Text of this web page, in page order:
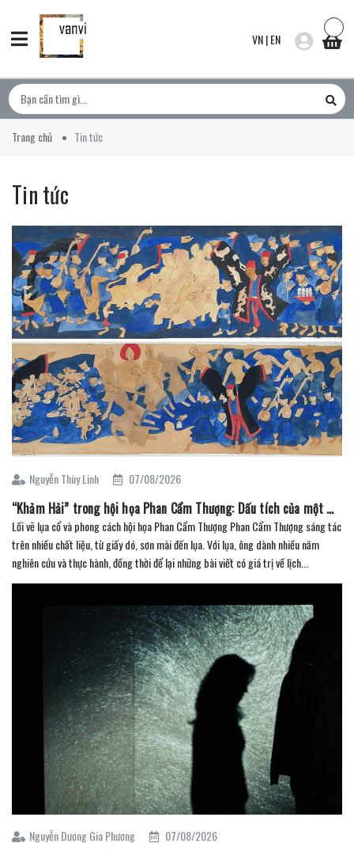
VN|EN
Trang chủ Tin tức
Tin tức
Nguyễn Thùy Linh 07/08/2026
“Khảm Hải” trong hội họa Phan Cẩm Thượng: Dấu tích của một miền tín ngưỡng
Lối vẽ lụa cổ và phong cách hội họa Phan Cẩm Thượng Phan Cẩm Thượng sáng tác
trên nhiều chất liệu, từ giấy dó, sơn mài đến lụa. Với lụa, ông dành nhiều năm
nghiên cứu và thực hành, đồng thời để lại những bài viết có giá trị về lịch...
Nguyễn Dương Gia Phương 07/08/2026